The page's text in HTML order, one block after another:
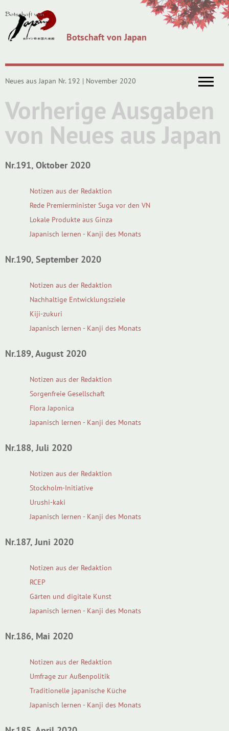
Botschaft von Japan
Neues aus Japan Nr. 192 | November 2020
Vorherige Ausgaben
von Neues aus Japan
Nr.191, Oktober 2020
Notizen aus der Redaktion
Rede Premierminister Suga vor den VN
Lokale Produkte aus Ginza
Japanisch lernen - Kanji des Monats
Nr.190, September 2020
Notizen aus der Redaktion
Nachhaltige Entwicklungsziele
Kiji-zukuri
Japanisch lernen - Kanji des Monats
Nr.189, August 2020
Notizen aus der Redaktion
Sorgenfreie Gesellschaft
Flora Japonica
Japanisch lernen - Kanji des Monats
Nr.188, Juli 2020
Notizen aus der Redaktion
Stockholm-Initiative
Urushi-kaki
Japanisch lernen - Kanji des Monats
Nr.187, Juni 2020
Notizen aus der Redaktion
RCEP
Gärten und digitale Kunst
Japanisch lernen - Kanji des Monats
Nr.186, Mai 2020
Notizen aus der Redaktion
Umfrage zur Außenpolitik
Traditionelle japanische Küche
Japanisch lernen - Kanji des Monats